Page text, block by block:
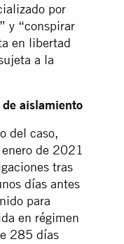
por
y “conspirar
en libertad
a la
aislamiento
del caso,
de 2021
tras
días antes
para
en régimen
285 días